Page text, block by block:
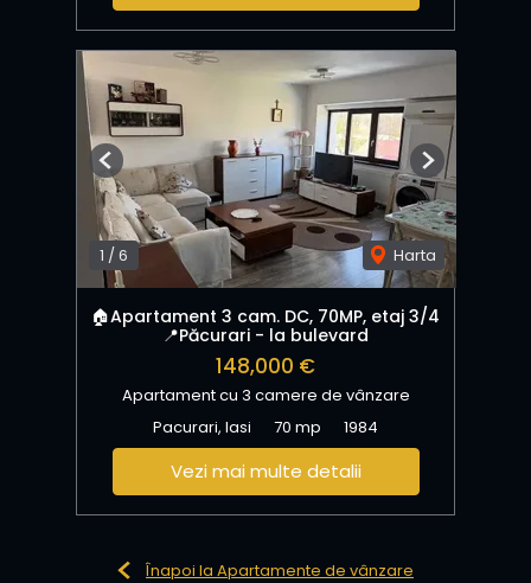
1 /6 Harta
Previous Next
🏠Apartament 3 cam. DC, 70MP, etaj 3/4
📍Păcurari - la bulevard
148,000 €
Apartament cu 3 camere de vânzare
Pacurari, Iasi
70 mp 1984
Vezi mai multe detalii
Înapoi la Apartamente de vânzare